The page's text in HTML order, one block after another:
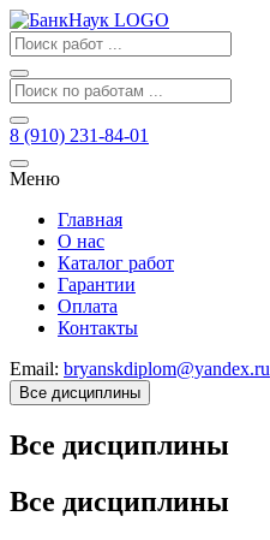
8 (910) 231-84-01
Меню
Главная
О нас
Каталог работ
Гарантии
Оплата
Контакты
Email: bryanskdiplom@yandex.ru
Все дисциплины
Все дисциплины
Все дисциплины